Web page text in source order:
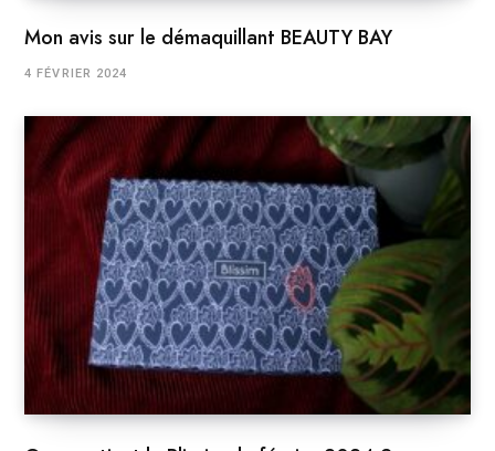
Mon avis sur le démaquillant BEAUTY BAY
4 FÉVRIER 2024